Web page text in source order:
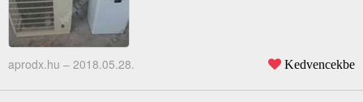
aprodx.hu – 2018.05.28. Kedvencekbe